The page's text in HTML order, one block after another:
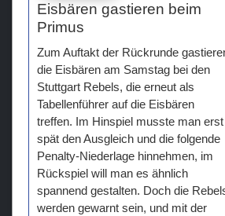
Eisbären gastieren beim
Primus
Zum Auftakt der Rückrunde
die Eisbären am Samstag bei den
Stuttgart Rebels, die erneut als
Tabellenführer auf die Eisbären
treffen. Im Hinspiel musste man erst
spät den Ausgleich und die folgende
Penalty-Niederlage hinnehmen, im
Rückspiel will man es ähnlich
spannend gestalten. Doch die
werden gewarnt sein, und mit der